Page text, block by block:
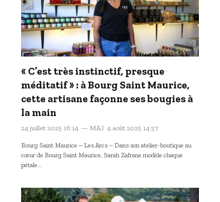
« C’est très instinctif, presque
méditatif » : à Bourg Saint Maurice,
cette artisane façonne ses bougies à
la main
24 juillet 2025 16:14 MAJ 4 août 2025 14:57
Bourg Saint Maurice – Les Arcs – Dans son atelier-boutique au
cœur de Bourg Saint Maurice, Sarah Zafrane modèle chaque
pétale…